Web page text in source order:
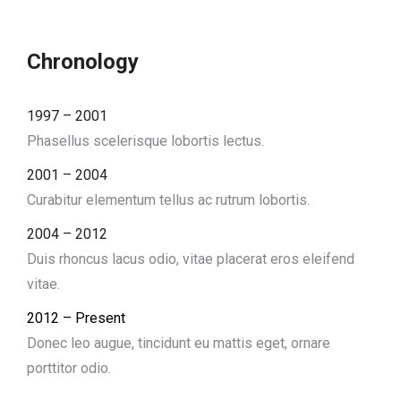
Chronology
1997 – 2001
Phasellus scelerisque lobortis lectus.
2001 – 2004
Curabitur elementum tellus ac rutrum lobortis.
2004 – 2012
Duis rhoncus lacus odio, vitae placerat eros eleifend
vitae.
2012 – Present
Donec leo augue, tincidunt eu mattis eget, ornare
porttitor odio.